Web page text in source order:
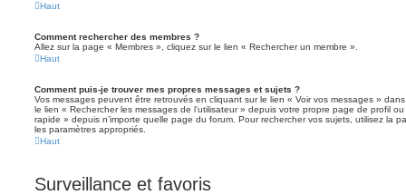
Haut
Comment rechercher des membres ?
Allez sur la page « Membres », cliquez sur le lien « Rechercher un membre ».
Haut
Comment puis-je trouver mes propres messages et sujets ?
Vos messages peuvent être retrouvés en cliquant sur le lien « Voir vos messages »
le lien « Rechercher les messages de l’utilisateur » depuis votre propre page de profil
rapide » depuis n’importe quelle page du forum. Pour rechercher vos sujets, utilisez la
les paramètres appropriés.
Haut
Surveillance et favoris